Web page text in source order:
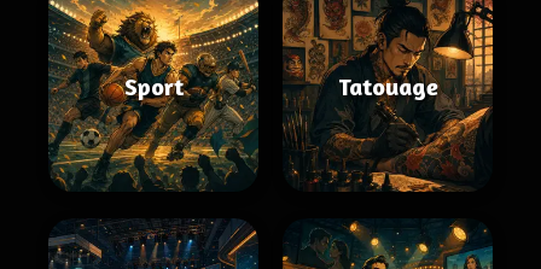
Sport Tatouage